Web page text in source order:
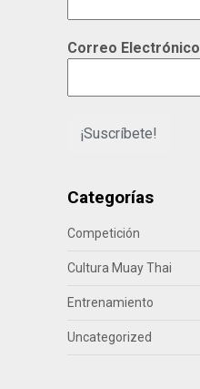
Correo Electrónico
Categorías
Competición
Cultura Muay Thai
Entrenamiento
Uncategorized